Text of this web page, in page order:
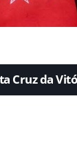
Cruz da